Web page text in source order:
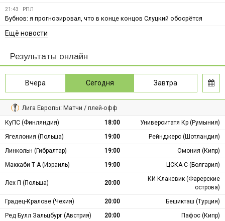
21:43 РПЛ
Бубнов: я прогнозировал, что в конце концов Слуцкий обосрётся
Ещё новости
Результаты онлайн
Вчера Сегодня Завтра
Лига Европы: Матчи / плей-офф
КуПС (Финляндия) 18:00
Университатя Кр (Румыния)
Ягеллония (Польша)
19:00
Рейнджерс (Шотландия)
Линкольн (Гибралтар)
19:00
Омония (Кипр)
Маккаби Т-А (Израиль)
19:00 ЦСКА С (Болгария)
Лех П (Польша) 20:00
КИ Клаксвик (Фарерские
острова)
Градец-Кралове (Чехия)
20:00
Бешикташ (Турция)
Ред Булл Зальцбург (Австрия)
20:00
Пафос (Кипр)